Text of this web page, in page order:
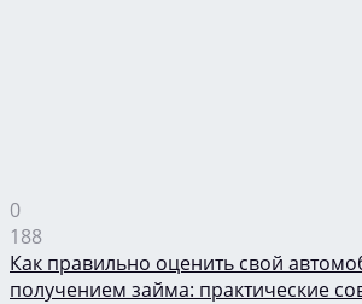
0
188
Как правильно оценить свой
получением займа: практические